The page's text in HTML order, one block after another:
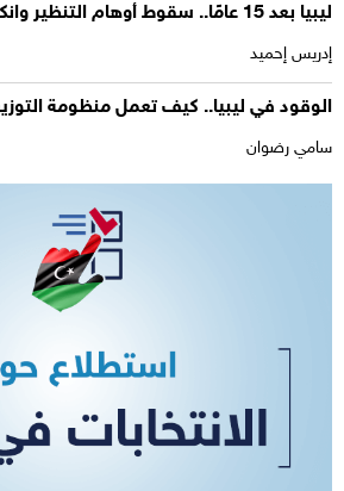
ليبيا بعد 15 عامًا.. سقوط أوهام التنظير وانكشاف مشروع الفوضى
إدريس إحميد
الوقود في ليبيا.. كيف تعمل منظومة
سامي رضوان